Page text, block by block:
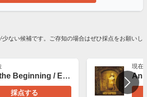
少ない候補です。ご存知の場合はぜひ採点をお願いし
From the Beginning / Emerson, Lake & Palmer
採点する
現在